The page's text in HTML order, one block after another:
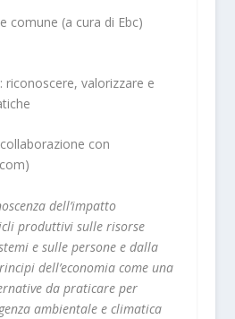
comune (a cura di Ebc)
riconoscere, valorizzare e
con
dell’impatto
produttivi sulle risorse
e sulle persone e dalla
dell’economia come una
da praticare per
ambientale e climatica